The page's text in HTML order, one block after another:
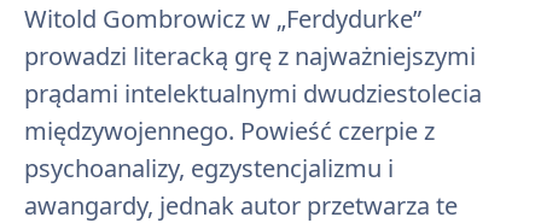
Witold Gombrowicz w „Ferdydurke”
prowadzi literacką grę z najważniejszymi
prądami intelektualnymi dwudziestolecia
międzywojennego. Powieść czerpie z
psychoanalizy, egzystencjalizmu i
awangardy, jednak autor przetwarza te